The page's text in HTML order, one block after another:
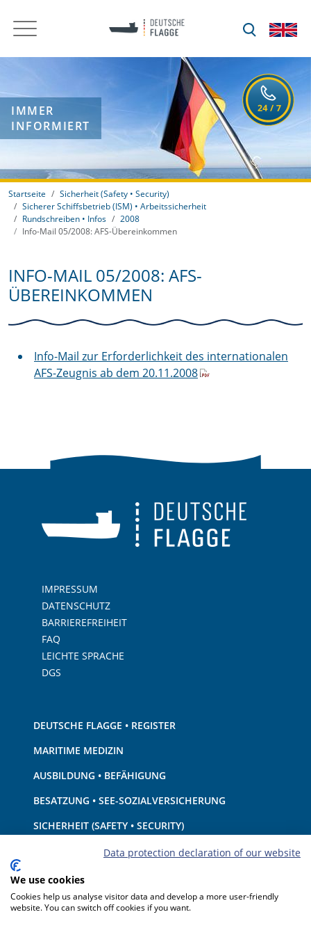
IMMER
INFORMIERT
Startseite
Sicherheit (Safety • Security)
Sicherer Schiffsbetrieb (ISM) • Arbeitssicherheit
Rundschreiben • Infos
2008
Info-Mail 05/2008: AFS-Übereinkommen
INFO-MAIL 05/2008: AFS-
ÜBEREINKOMMEN
Info-Mail zur Erforderlichkeit des internationalen
AFS-Zeugnis ab dem 20.11.2008
IMPRESSUM
DATENSCHUTZ
BARRIEREFREIHEIT
FAQ
LEICHTE SPRACHE
DGS
DEUTSCHE FLAGGE • REGISTER
MARITIME MEDIZIN
AUSBILDUNG • BEFÄHIGUNG
BESATZUNG • SEE-SOZIALVERSICHERUNG
SICHERHEIT (SAFETY • SECURITY)
SCHIFF • AUSRÜSTUNG
UMWELTSCHUTZ • KLIMA
HAFTUNG • FINANZEN
Data protection declaration of our website
We use cookies
Cookies help us analyse visitor data and develop a more user-friendly
website. You can switch off cookies if you want.